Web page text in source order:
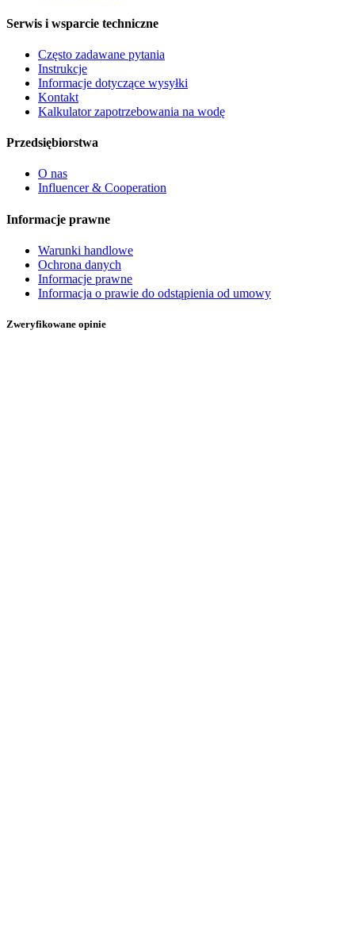
Serwis i wsparcie techniczne
Często zadawane pytania
Instrukcje
Informacje dotyczące wysyłki
Kontakt
Kalkulator zapotrzebowania na wodę
Przedsiębiorstwa
O nas
Influencer & Cooperation
Informacje prawne
Warunki handlowe
Ochrona danych
Informacje prawne
Informacja o prawie do odstąpienia od umowy
Zweryfikowane opinie